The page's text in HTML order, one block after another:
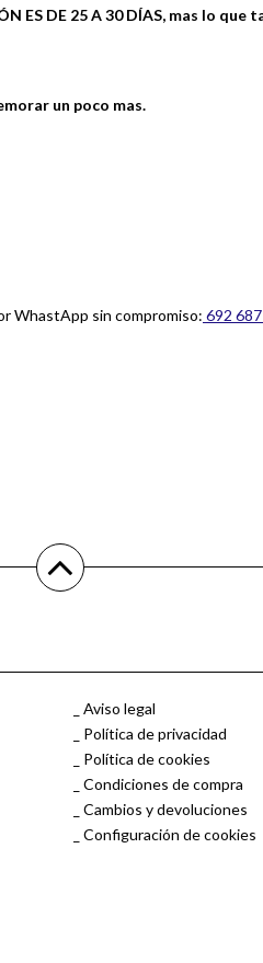
ES DE 25 A 30 DÍAS, mas lo
un poco mas.
WhastApp sin compromiso: 692
Aviso legal
Política de privacidad
Política de cookies
Condiciones de compra
Cambios y devoluciones
Configuración de cookies